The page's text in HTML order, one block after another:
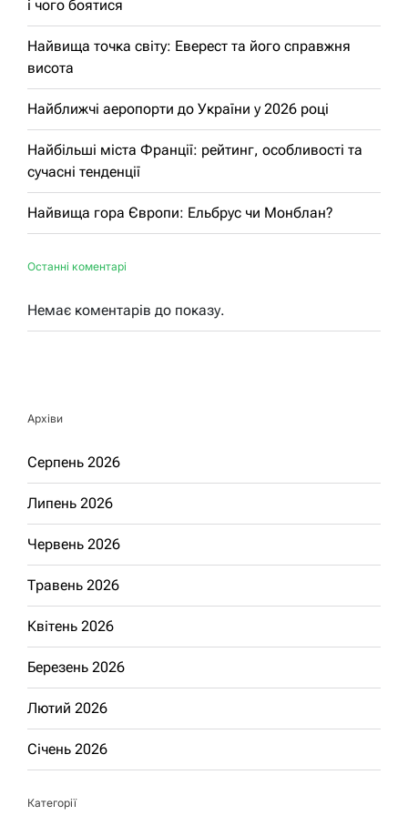
і чого боятися
Найвища точка світу: Еверест та його справжня
висота
Найближчі аеропорти до України у 2026 році
Найбільші міста Франції: рейтинг, особливості та
сучасні тенденції
Найвища гора Європи: Ельбрус чи Монблан?
Останні коментарі
Немає коментарів до показу.
Архіви
Серпень 2026
Липень 2026
Червень 2026
Травень 2026
Квітень 2026
Березень 2026
Лютий 2026
Січень 2026
Категорії